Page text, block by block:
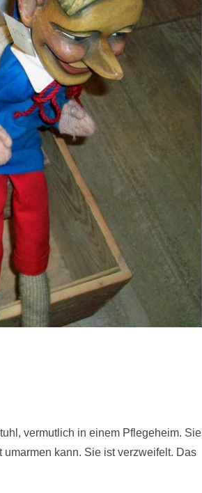
vermutlich in einem Pflegeheim. Sie
kann. Sie ist verzweifelt. Das